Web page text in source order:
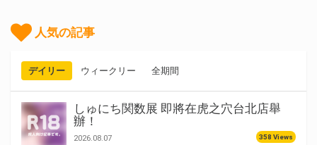
人気の記事
デイリー ウィークリー 全期間
しゅにち関数展 即將在虎之穴台北店舉
辦！
2026.08.07 358 Views